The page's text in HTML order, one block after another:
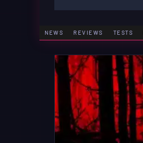
NEWS REVIEWS TESTS